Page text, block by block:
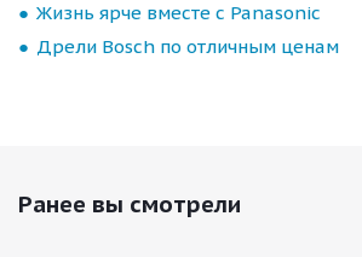
Жизнь ярче вместе с Panasonic
Дрели Bosch по отличным ценам
Ранее вы смотрели